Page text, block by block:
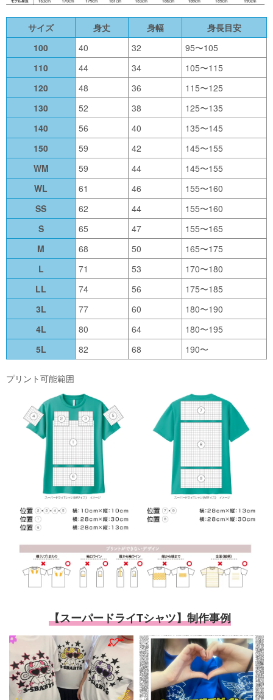
サイズ 身丈 身幅
身長目安
100
40 32
95〜105
110
44 34
105〜115
120
48 36
115〜125
130
52 38
125〜135
140
56 40
135〜145
150
59 42
145〜155
WM
59 44
145〜155
WL
61 46
155〜160
SS
62 44
155〜160
S
65 47
155〜165
M
68 50
165〜175
L
71 53
170〜180
LL
74 56
175〜185
3L
77 60
180〜190
4L
80 64
180〜195
5L
82 68 190〜
プリント可能範囲
【スーパードライTシャツ】制作事例